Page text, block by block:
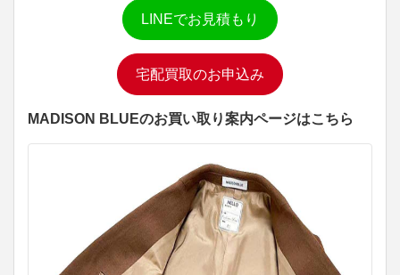
LINEでお見積もり
宅配買取のお申込み
MADISON BLUEのお買い取り案内ページはこちら